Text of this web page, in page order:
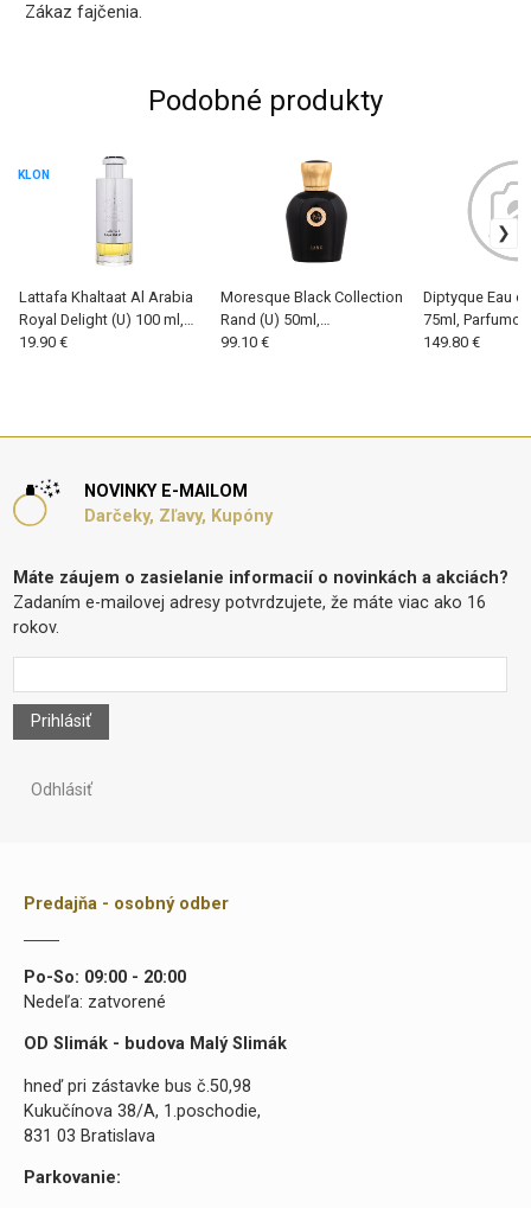
Zákaz fajčenia.
Podobné produkty
Lattafa Khaltaat Al Arabia
Royal Delight (U) 100 ml,
Parfumovaná voda
KLON
19.90 €
Moresque Black Collection
Rand (U) 50ml,
Parfumovaná voda
99.10 €
Diptyque Eau
75ml,
149.80 €
NOVINKY E-MAILOM
Darčeky, Zľavy, Kupóny
Máte záujem o zasielanie informacií o novinkách a akciách?
Zadaním e-mailovej adresy potvrdzujete, že máte viac ako 16
rokov.
Prihlásiť
Odhlásiť
Predajňa - osobný odber
Po-So: 09:00 - 20:00
Nedeľa: zatvorené
OD Slimák - budova Malý Slimák
hneď pri zástavke bus č.50,98
Kukučínova 38/A, 1.poschodie,
831 03 Bratislava
Parkovanie: